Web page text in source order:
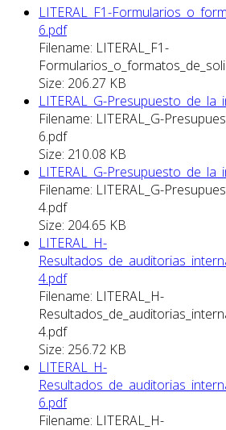
LITERAL_F1-
6.pdf
Filename: LITERAL_F1-
Size: 206.27 KB
LITERAL_G-
Filename: LITERAL_G-
6.pdf
Size: 210.08 KB
LITERAL_G-
Filename: LITERAL_G-
4.pdf
Size: 204.65 KB
LITERAL_H-
4.pdf
Filename: LITERAL_H-
4.pdf
Size: 256.72 KB
LITERAL_H-
6.pdf
Filename: LITERAL_H-